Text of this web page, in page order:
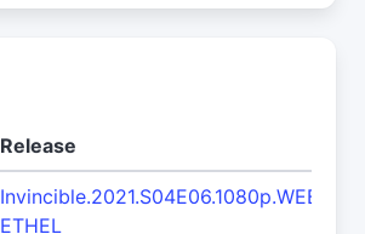
Release
ETHEL